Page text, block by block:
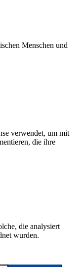
Menschen und
verwendet, um mit
die ihre
die analysiert
wurden.